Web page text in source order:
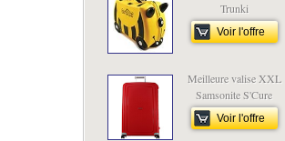
Trunki
Voir l'offre
Meilleure valise XXL
Samsonite S'Cure
Voir l'offre